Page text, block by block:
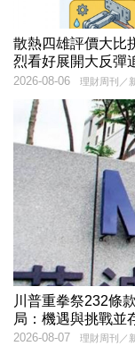
散熱四雄評價大比
烈看好展開大反彈
理財周刊／
2026-08-06
川普重拳祭232條
局：機遇與挑戰並
理財周刊／
2026-08-07